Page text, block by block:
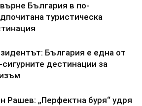
България в по-
туристическа
България е една от
сигурните дестинации за
Рашев: „Перфектна буря“ удря